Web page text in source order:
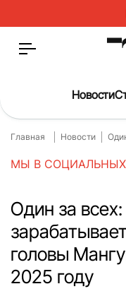
Главная
О нас
Спорт
Досье
Блог
Новости
Главная Новости
МЫ В
Один за всех:
головы
2025 году